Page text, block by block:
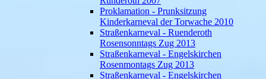
Proklamation - Prunksitzung
Kinderkarneval der Torwache 2010
Straßenkarneval - Ruenderoth
Rosensonntags Zug 2013
Straßenkarneval - Engelskirchen
Rosenmontags Zug 2013
Straßenkarneval - Engelskirchen